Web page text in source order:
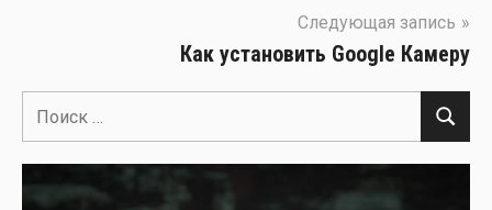
Следующая запись
Как установить Google Камеру
Поиск
для:
Поиск